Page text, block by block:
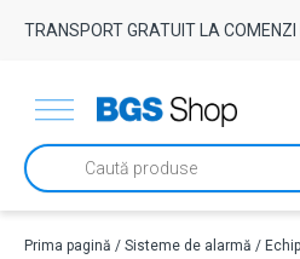
TRANSPORT GRATUIT LA
Products
search
Prima pagină / Sisteme de alarmă /